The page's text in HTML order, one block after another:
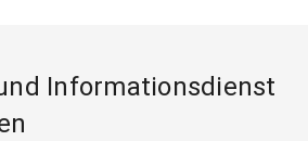
Informationsdienst